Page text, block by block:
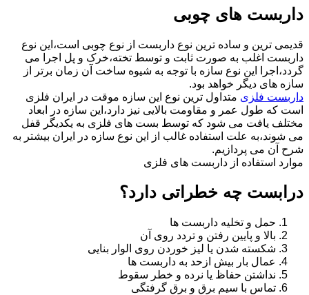
داربست های چوبی
قدیمی ترین و ساده ترین نوع داربست از نوع چوبی است،این نوع
داربست اغلب به صورت ثابت و توسط تخته،خرک و پل اجرا می
گردد،اجرا این نوع سازه با توجه به شیوه ساخت آن زمان برتر از
سازه های دیگر خواهد بود.
داربست فلزی متداول ترین نوع این سازه موقت در ایران فلزی
است که طول عمر و مقاومت بالایی نیز دارد،این سازه در ابعاد
مختلف یافت می شود که توسط بست های فلزی به یکدیگر قفل
می شوند،به علت استفاده غالب از این نوع سازه در ایران بیشتر به
شرح آن می پردازیم.
موارد استفاده از داربست های فلزی
درابست چه خطراتی دارد؟
حمل و تخلیه داربست ها
بالا و پایین رفتن و تردد روی آن
شکسته شدن یا لیز خوردن روی الوار بنایی
عمال بار بیش ازحد به داربست ها
نداشتن حفاظ یا نرده و خطر سقوط
تماس با سیم برق و برق گرفتگی